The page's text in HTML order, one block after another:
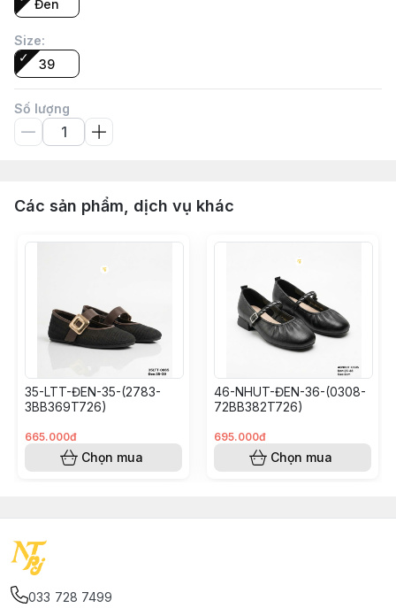
Đen
Size:
39
Số lượng
Các sản phẩm, dịch vụ khác
35-LTT-ĐEN-35-(2783-
3BB369T726)
665.000đ
Chọn mua
46-NHUT-ĐEN-36-(0308-
72BB382T726)
695.000đ
Chọn mua
033 728 7499